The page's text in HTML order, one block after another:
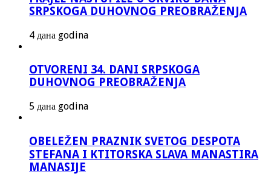
SRPSKOGA DUHOVNOG PREOBRAŽENJA
4 дана godina
OTVORENI 34. DANI SRPSKOGA
DUHOVNOG PREOBRAŽENJA
5 дана godina
OBELEŽEN PRAZNIK SVETOG DESPOTA
STEFANA I KTITORSKA SLAVA MANASTIRA
MANASIJE